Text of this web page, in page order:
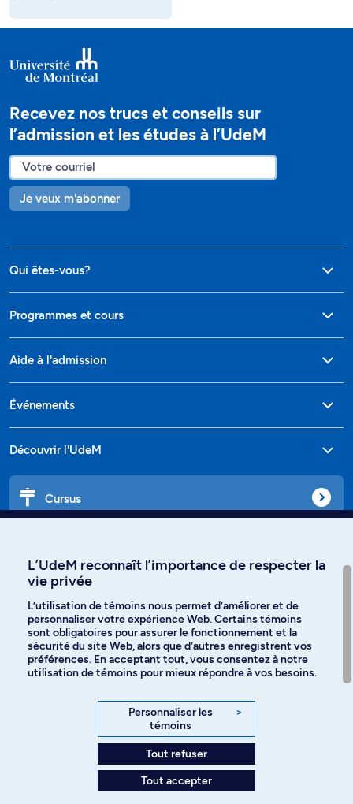
Recevez nos trucs et conseils sur
l’admission et les études à l’UdeM
Je veux m'abonner
Qui êtes-vous?
Programmes et cours
Aide à l'admission
Événements
Découvrir l'UdeM
Cursus
Langues
Facebook Instagram
YouTube
Politique de confidentialité
L’UdeM reconnaît l’importance de respecter la
vie privée
L’utilisation de témoins nous permet d’améliorer et de
personnaliser votre expérience Web. Certains témoins
sont obligatoires pour assurer le fonctionnement et la
sécurité du site Web, alors que d’autres enregistrent vos
préférences. En acceptant tout, vous consentez à notre
utilisation de témoins pour mieux répondre à vos besoins.
Personnaliser les
témoins
>
Tout refuser
Tout accepter